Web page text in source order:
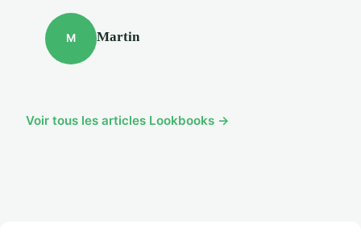
M Martin
Voir tous les articles Lookbooks →